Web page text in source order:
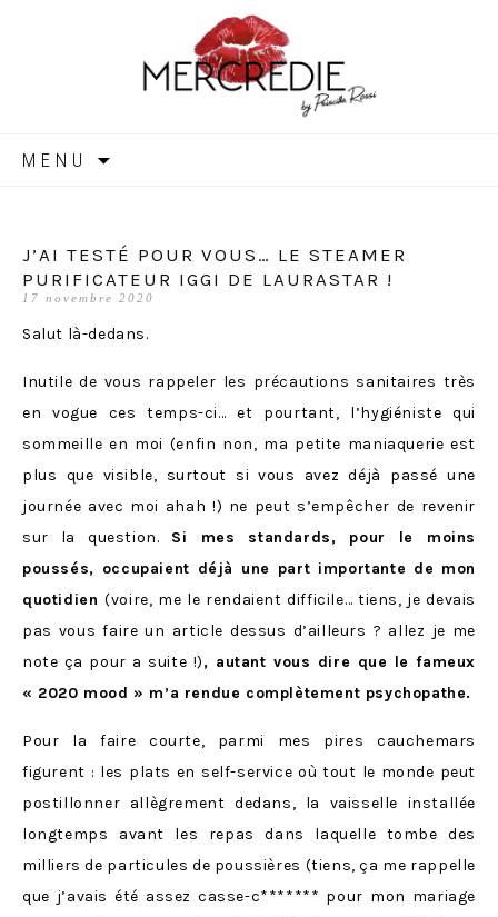
MERCREDIE
MENU
J’AI TESTÉ POUR VOUS… LE STEAMER
PURIFICATEUR IGGI DE LAURASTAR !
17 novembre 2020
Salut là-dedans.
Inutile de vous rappeler les précautions sanitaires très
en vogue ces temps-ci… et pourtant, l’hygiéniste qui
sommeille en moi (enfin non, ma petite maniaquerie est
plus que visible, surtout si vous avez déjà passé une
journée avec moi ahah !) ne peut s’empêcher de revenir
sur la question. Si mes standards, pour le moins
poussés, occupaient déjà une part importante de mon
quotidien(voire, me le rendaient difficile… tiens, je devais
pas vous faire un article dessus d’ailleurs ? allez je me
note ça pour a suite !), autant vous dire que le fameux
« 2020 mood » m’a rendue complètement psychopathe.
Pour la faire courte, parmi mes pires cauchemars
figurent : les plats en self-service où tout le monde peut
postillonner allègrement dedans, la vaisselle installée
longtemps avant les repas dans laquelle tombe des
milliers de particules de poussières (tiens, ça me rappelle
que j’avais été assez casse-c******* pour mon mariage